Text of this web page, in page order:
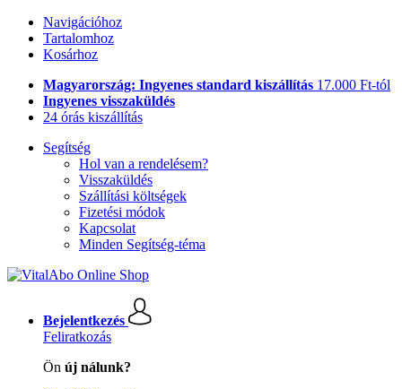
Navigációhoz
Tartalomhoz
Kosárhoz
Magyarország: Ingyenes standard kiszállítás 17.000 Ft-tól
Ingyenes visszaküldés
24 órás kiszállítás
Segítség
Hol van a rendelésem?
Visszaküldés
Szállítási költségek
Fizetési módok
Kapcsolat
Minden Segítség-téma
Bejelentkezés
Feliratkozás
Ön új nálunk?